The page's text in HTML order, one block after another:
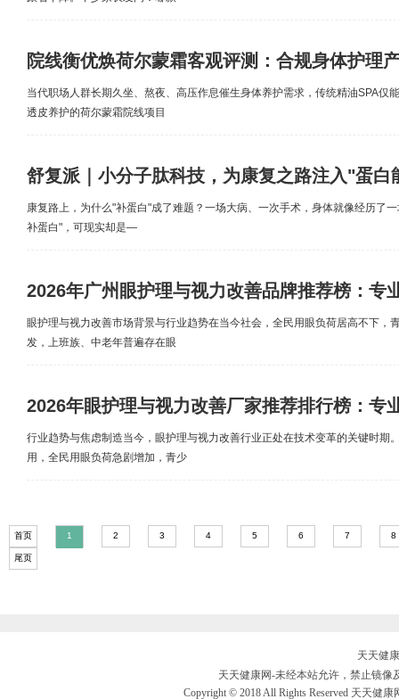
院线衡优焕荷尔蒙霜客观评测：合规身体护理
当代职场人群长期久坐、熬夜、高压作息催生身体养护需求，传统精油SPA仅
透皮养护的荷尔蒙霜院线项目
舒复派｜小分子肽科技，为康复之路注入"蛋白
康复路上，为什么"补蛋白"成了难题？一场大病、一次手术，身体就像经历了
补蛋白"，可现实却是—
2026年广州眼护理与视力改善品牌推荐榜：专
眼护理与视力改善市场背景与行业趋势在当今社会，全民用眼负荷居高不下，
发，上班族、中老年普遍存在眼
2026年眼护理与视力改善厂家推荐排行榜：专
行业趋势与焦虑制造当今，眼护理与视力改善行业正处在技术变革的关键时期
用，全民用眼负荷急剧增加，青少
首页 1 2 3 4 5 6 7 8
尾页
天天健
天天健康网-未经本站允许，禁止镜像
Copyright © 2018 All Rights Reserved 天天健